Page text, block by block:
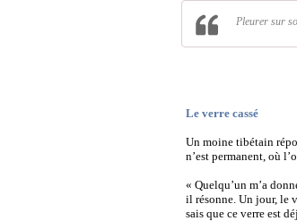
Pleurer sur
Le verre cassé
Un moine tibétain
n’est permanent, où
« Quelqu’un m’a
il résonne. Un jour, le
sais que ce verre est